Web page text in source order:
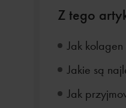
Z tego
Jak
Jakie są
Jak